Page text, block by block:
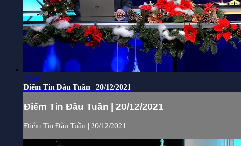
23:48
Điểm Tin Đầu Tuần | 20/12/2021
Điểm Tin Đầu Tuần | 20/12/2021
Điểm Tin Đầu Tuần | 20/12/2021